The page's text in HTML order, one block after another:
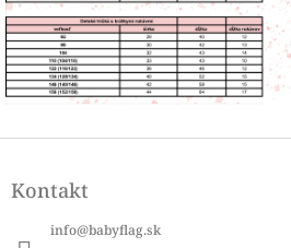
pKontakt
info@babyflag.sk